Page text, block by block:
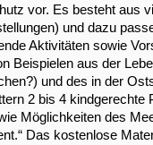
vor. Es besteht aus
und dazu
Aktivitäten sowie
Beispielen aus der
und des in der
2 bis 4 kindgerechte
Möglichkeiten des
Das kostenlose